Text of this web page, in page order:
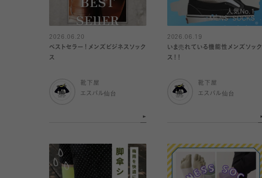
2026.06.20
ベストセラー！メンズビジネスソック
ス
靴下屋
エスパル仙台
2026.06.19
いま売れている機能性メンズソック
ス！！
靴下屋
エスパル仙台